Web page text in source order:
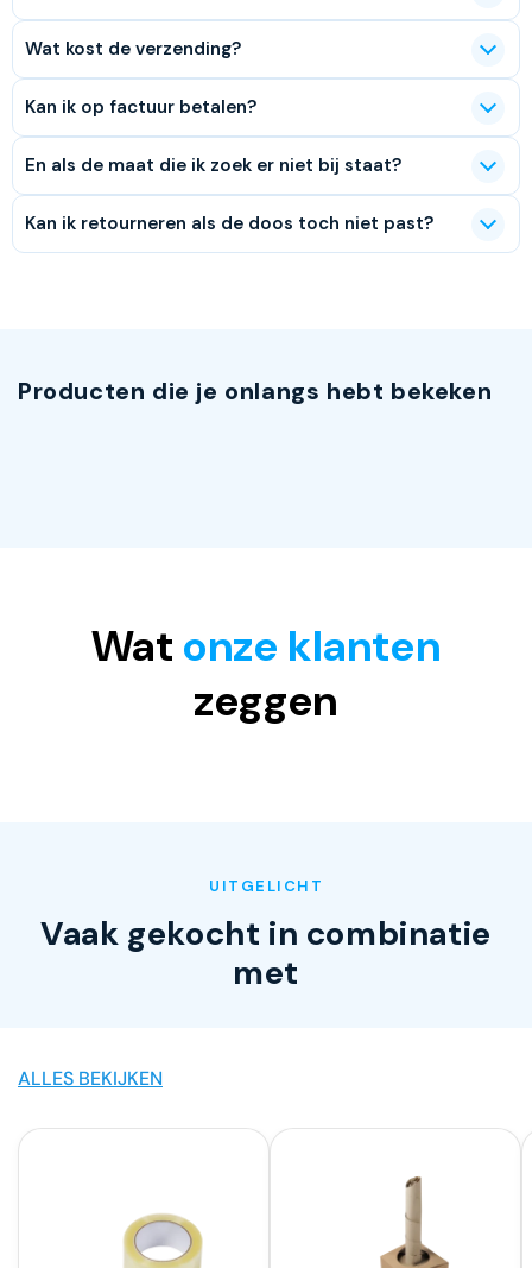
Wat kost de verzending?
Kan ik op factuur betalen?
En als de maat die ik zoek er niet bij staat?
Kan ik retourneren als de doos toch niet past?
Producten die je onlangs hebt bekeken
Wat onze klanten
zeggen
UITGELICHT
Vaak gekocht in combinatie
met
ALLES BEKIJKEN